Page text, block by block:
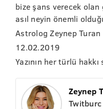
bize şans verecek olan
asıl neyin önemli
Astrolog Zeynep Turan
12.02.2019
Yazının her türlü hakkı
Zeynep